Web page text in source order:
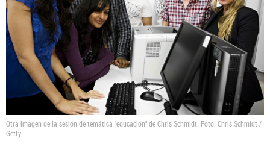
Otra imagen de la sesión de temática "educación" de Chris Schmidt. Foto: Chris Schmidt /
Getty